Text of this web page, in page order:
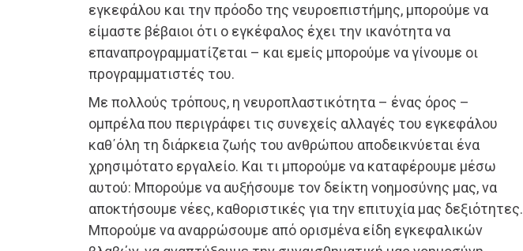
εγκεφάλου και την πρόοδο της νευροεπιστήμης, μπορούμε να
είμαστε βέβαιοι ότι ο εγκέφαλος έχει την ικανότητα να
επαναπρογραμματίζεται – και εμείς μπορούμε να γίνουμε οι
προγραμματιστές του.
Με πολλούς τρόπους, η νευροπλαστικότητα – ένας όρος –
ομπρέλα που περιγράφει τις συνεχείς αλλαγές του εγκεφάλου
καθ΄όλη τη διάρκεια ζωής του ανθρώπου αποδεικνύεται ένα
χρησιμότατο εργαλείο. Και τι μπορούμε να καταφέρουμε μέσω
αυτού: Μπορούμε να αυξήσουμε τον δείκτη νοημοσύνης μας, να
αποκτήσουμε νέες, καθοριστικές για την επιτυχία μας δεξιότητες.
Μπορούμε να αναρρώσουμε από ορισμένα είδη εγκεφαλικών